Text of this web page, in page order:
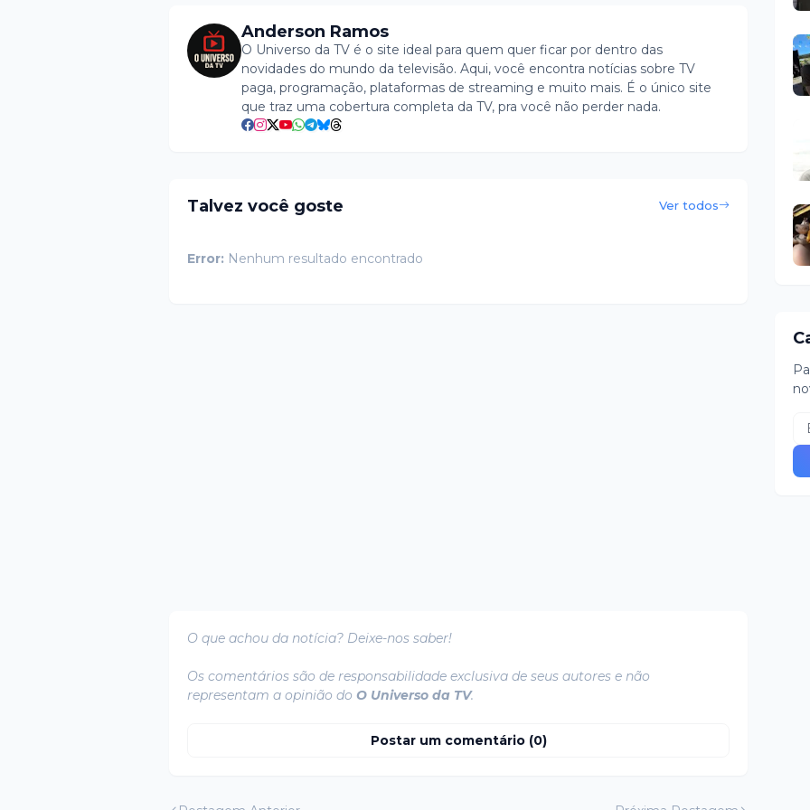
Anderson Ramos
O Universo da TV é o site ideal para quem quer ficar por dentro das
novidades do mundo da televisão. Aqui, você encontra notícias sobre TV
paga, programação, plataformas de streaming e muito mais. É o único site
que traz uma cobertura completa da TV, pra você não perder nada.
Talvez você goste Ver todos
Error: Nenhum resultado encontrado
O que achou da notícia? Deixe-nos saber!
Os comentários são de responsabilidade exclusiva de seus autores e não
representam a opinião do O Universo da TV.
Postar um comentário (0)